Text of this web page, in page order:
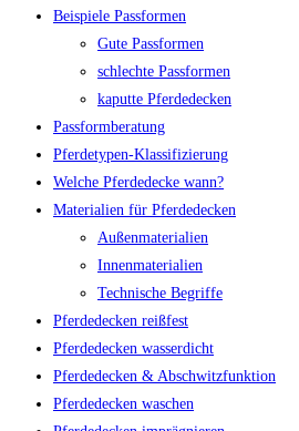
Beispiele Passformen
Gute Passformen
schlechte Passformen
kaputte Pferdedecken
Passformberatung
Pferdetypen-Klassifizierung
Welche Pferdedecke wann?
Materialien für Pferdedecken
Außenmaterialien
Innenmaterialien
Technische Begriffe
Pferdedecken reißfest
Pferdedecken wasserdicht
Pferdedecken & Abschwitzfunktion
Pferdedecken waschen